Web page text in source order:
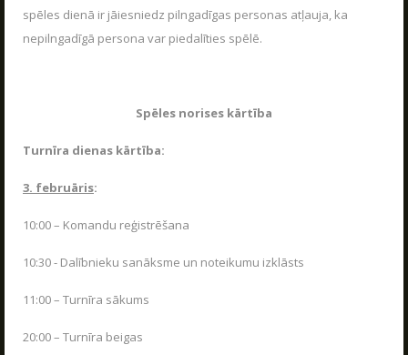
spēles dienā ir jāiesniedz pilngadīgas personas atļauja, ka
nepilngadīgā persona var piedalīties spēlē.
Spēles norises kārtība
Turnīra dienas kārtība:
3. februāris:
10:00 – Komandu reģistrēšana
10:30 - Dalībnieku sanāksme un noteikumu izklāsts
11:00 – Turnīra sākums
20:00 – Turnīra beigas
Uzzini, kā dzīvo Poligons